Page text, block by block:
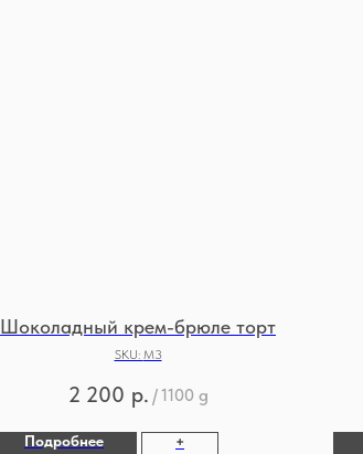
Шоколадный крем-брюле торт
SKU: М3
2 200 р. /1100 g
Подробнее +